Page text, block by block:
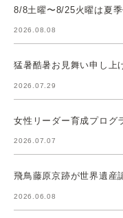
8/8土曜〜8/25火曜は夏季
2026.08.08
猛暑酷暑お見舞い申し上
2026.07.29
女性リーダー育成プログ
2026.07.07
飛鳥藤原京跡が世界遺産
2026.06.08